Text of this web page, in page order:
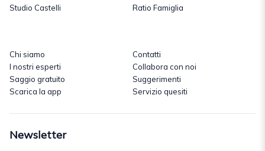
Studio Castelli
Ratio Famiglia
Chi siamo
I nostri esperti
Saggio gratuito
Scarica la app
Contatti
Collabora con noi
Suggerimenti
Servizio quesiti
Newsletter